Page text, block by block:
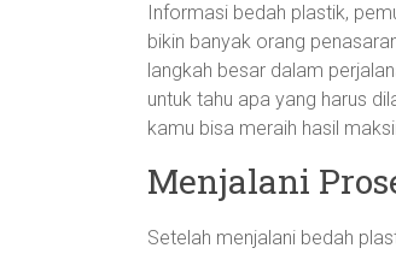
Informasi bedah plastik,
bikin banyak orang
langkah besar dalam
untuk tahu apa yang harus
kamu bisa meraih hasil
Menjalani
Setelah menjalani bedah